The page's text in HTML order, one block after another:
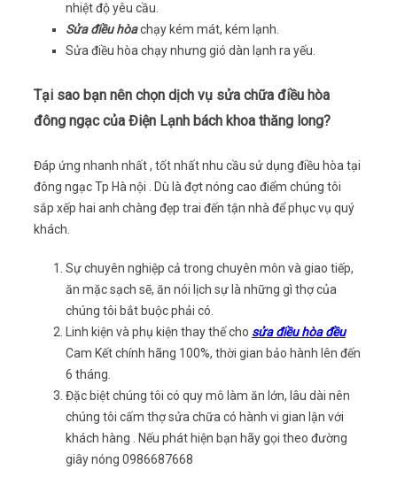
nhiệt độ yêu cầu.
Sửa điều hòachạy kém mát, kém lạnh.
Sửa điều hòa chạy nhưng gió dàn lạnh ra yếu.
Tại sao bạn nên chọn dịch vụ sửa chữa điều hòa
đông ngạc của Điện Lạnh bách khoa thăng long?
Đáp ứng nhanh nhất , tốt nhất nhu cầu sử dụng điều hòa tại
đông ngạc Tp Hà nội . Dù là đợt nóng cao điểm chúng tôi
sắp xếp hai anh chàng đẹp trai đến tận nhà để phục vụ quý
khách.
Sự chuyên nghiệp cả trong chuyên môn và giao tiếp,
ăn mặc sạch sẽ, ăn nói lịch sự là những gì thợ của
chúng tôi bắt buộc phải có.
Linh kiện và phụ kiện thay thế cho sửa điều hòa đều
Cam Kết chính hãng 100%, thời gian bảo hành lên đến
6 tháng.
Đặc biệt chúng tôi có quy mô làm ăn lớn, lâu dài nên
chúng tôi cấm thợ sửa chữa có hành vi gian lận với
khách hàng . Nếu phát hiện bạn hãy gọi theo đường
giây nóng 0986687668